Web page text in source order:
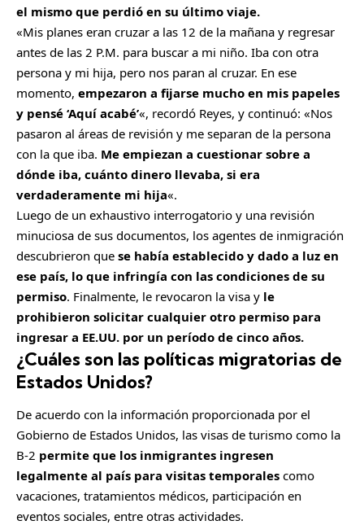
el mismo que perdió en su último viaje.
«Mis planes eran cruzar a las 12 de la mañana y regresar
antes de las 2 P.M. para buscar a mi niño. Iba con otra
persona y mi hija, pero nos paran al cruzar. En ese
momento, empezaron a fijarse mucho en mis papeles
y pensé ‘Aquí acabé’«, recordó Reyes, y continuó: «Nos
pasaron al áreas de revisión y me separan de la persona
con la que iba. Me empiezan a cuestionar sobre a
dónde iba, cuánto dinero llevaba, si era
verdaderamente mi hija«.
Luego de un exhaustivo interrogatorio y una revisión
minuciosa de sus documentos, los agentes de inmigración
descubrieron que se había establecido y dado a luz en
ese país, lo que infringía con las condiciones de su
permiso. Finalmente, le revocaron la visa y le
prohibieron solicitar cualquier otro permiso para
ingresar a EE.UU. por un período de cinco años.
¿Cuáles son las políticas migratorias de
Estados Unidos?
De acuerdo con la información proporcionada por el
Gobierno de Estados Unidos, las visas de turismo como la
B-2 permite que los inmigrantes ingresen
legalmente al país para visitas temporales como
vacaciones, tratamientos médicos, participación en
eventos sociales, entre otras actividades.